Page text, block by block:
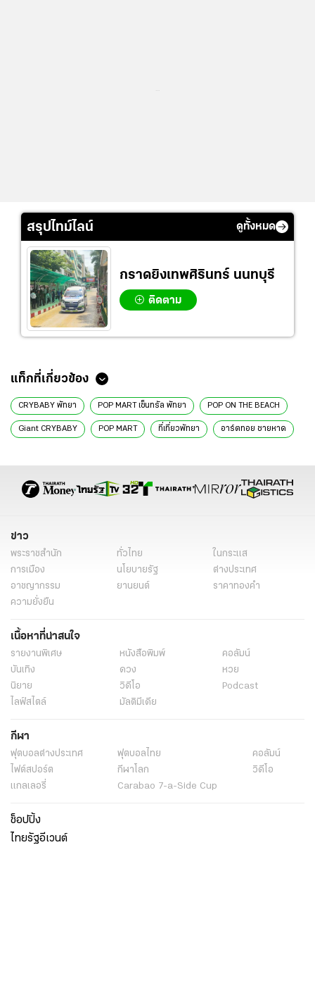
สรุปไทม์ไลน์ ดูทั้งหมด
กราดยิงเทพศิรินทร์ นนทบุรี
ติดตาม
แท็กที่เกี่ยวข้อง
CRYBABY พัทยา POP MART เซ็นทรัล พัทยา POP ON THE BEACH
Giant CRYBABY POP MART ที่เที่ยวพัทยา อาร์ตทอย ชายหาด
ข่าว
พระราชสำนัก ทั่วไทย
ในกระแส
การเมือง
นโยบายรัฐ
ต่างประเทศ
อาชญากรรม
ยานยนต์
ราคาทองคำ
ความยั่งยืน
เนื้อหาที่น่าสนใจ
รายงานพิเศษ หนังสือพิมพ์
คอลัมน์
บันเทิง
ดวง
หวย
นิยาย
วิดีโอ
Podcast
ไลฟ์สไตล์
มัลติมีเดีย
กีฬา
ฟุตบอลต่่างประเทศ ฟุตบอลไทย
คอลัมน์
ไฟต์สปอร์ต
กีฬาโลก
วิดีโอ
แกลเลอรี่
Carabao 7-a-Side Cup
ช็อปปิ้ง
ไทยรัฐอีเวนต์